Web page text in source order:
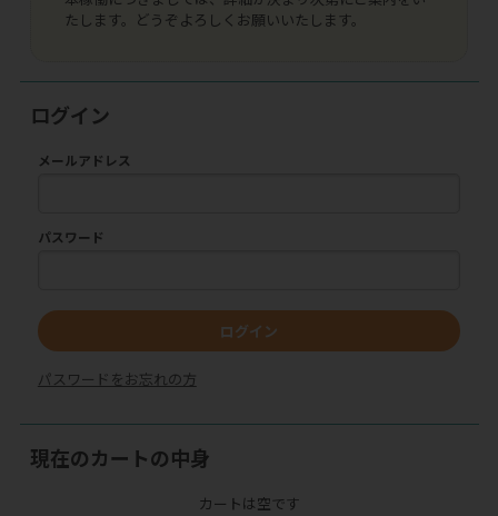
たします。どうぞよろしくお願いいたします。
ログイン
メールアドレス
パスワード
ログイン
パスワードをお忘れの方
現在のカートの中身
カートは空です